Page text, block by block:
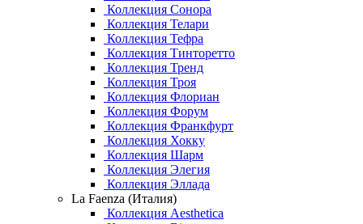
Коллекция Сонора
Коллекция Телари
Коллекция Тефра
Коллекция Тинторетто
Коллекция Тренд
Коллекция Троя
Коллекция Флориан
Коллекция Форум
Коллекция Франкфурт
Коллекция Хокку
Коллекция Шарм
Коллекция Элегия
Коллекция Эллада
La Faenza (Италия)
Коллекция Aesthetica